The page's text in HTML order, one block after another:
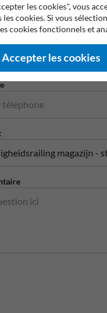
les cookies", vous
les cookies. Si vous
cookies fonctionnels et
Accepter les cookies